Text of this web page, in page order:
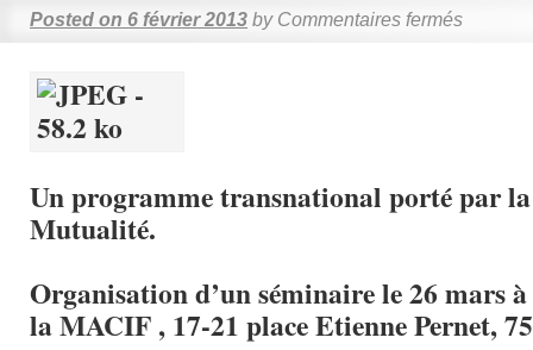
Posted on 6 février 2013 by Commentaires fermés
Un programme transnational porté par
Mutualité.
Organisation d’un séminaire le 26 mars
la MACIF , 17-21 place Etienne Pernet,